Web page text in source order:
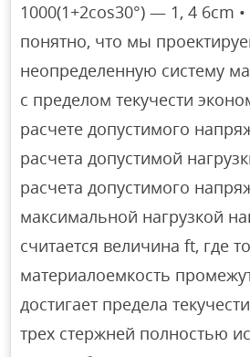
1000(1+2cos30°) — 1, 4 6cm
понятно, что мы
неопределенную систему
с пределом текучести
расчете допустимого
расчета допустимой
расчета допустимого
максимальной нагрузкой
считается величина ft, где
материалоемкость
достигает предела
трех стержней полностью